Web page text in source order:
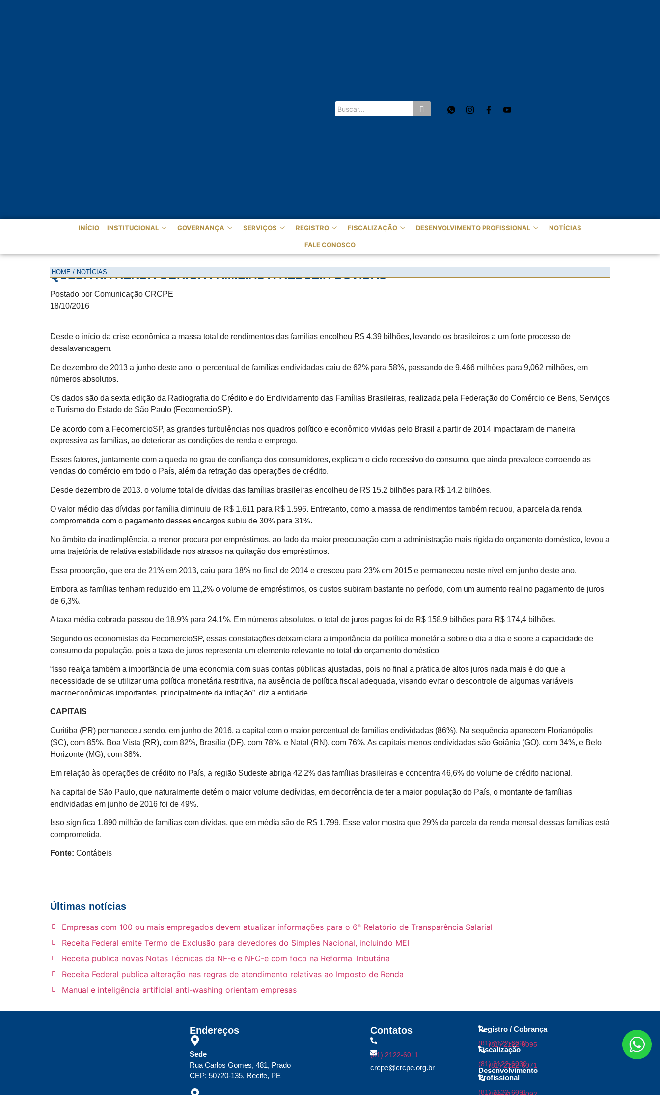
INÍCIO INSTITUCIONAL GOVERNANÇA SERVIÇOS REGISTRO FISCALIZAÇÃO DESENVOLVIMENTO PROFISSIONAL NOTÍCIAS
FALE CONOSCO
QUEDA NA RENDA OBRIGA FAMÍLIAS A REDUZIR DÚVIDAS
HOME / NOTÍCIAS
Postado por Comunicação CRCPE
18/10/2016
Desde o início da crise econômica a massa total de rendimentos das famílias encolheu R$ 4,39 bilhões, levando os brasileiros a um forte processo de
desalavancagem.
De dezembro de 2013 a junho deste ano, o percentual de famílias endividadas caiu de 62% para 58%, passando de 9,466 milhões para 9,062 milhões, em
números absolutos.
Os dados são da sexta edição da Radiografia do Crédito e do Endividamento das Famílias Brasileiras, realizada pela Federação do Comércio de Bens, Serviços
e Turismo do Estado de São Paulo (FecomercioSP).
De acordo com a FecomercioSP, as grandes turbulências nos quadros político e econômico vividas pelo Brasil a partir de 2014 impactaram de maneira
expressiva as famílias, ao deteriorar as condições de renda e emprego.
Esses fatores, juntamente com a queda no grau de confiança dos consumidores, explicam o ciclo recessivo do consumo, que ainda prevalece corroendo as
vendas do comércio em todo o País, além da retração das operações de crédito.
Desde dezembro de 2013, o volume total de dívidas das famílias brasileiras encolheu de R$ 15,2 bilhões para R$ 14,2 bilhões.
O valor médio das dívidas por família diminuiu de R$ 1.611 para R$ 1.596. Entretanto, como a massa de rendimentos também recuou, a parcela da renda
comprometida com o pagamento desses encargos subiu de 30% para 31%.
No âmbito da inadimplência, a menor procura por empréstimos, ao lado da maior preocupação com a administração mais rígida do orçamento doméstico, levou a
uma trajetória de relativa estabilidade nos atrasos na quitação dos empréstimos.
Essa proporção, que era de 21% em 2013, caiu para 18% no final de 2014 e cresceu para 23% em 2015 e permaneceu neste nível em junho deste ano.
Embora as famílias tenham reduzido em 11,2% o volume de empréstimos, os custos subiram bastante no período, com um aumento real no pagamento de juros
de 6,3%.
A taxa média cobrada passou de 18,9% para 24,1%. Em números absolutos, o total de juros pagos foi de R$ 158,9 bilhões para R$ 174,4 bilhões.
Segundo os economistas da FecomercioSP, essas constatações deixam clara a importância da política monetária sobre o dia a dia e sobre a capacidade de
consumo da população, pois a taxa de juros representa um elemento relevante no total do orçamento doméstico.
“Isso realça também a importância de uma economia com suas contas públicas ajustadas, pois no final a prática de altos juros nada mais é do que a
necessidade de se utilizar uma política monetária restritiva, na ausência de política fiscal adequada, visando evitar o descontrole de algumas variáveis
macroeconômicas importantes, principalmente da inflação”, diz a entidade.
CAPITAIS
Curitiba (PR) permaneceu sendo, em junho de 2016, a capital com o maior percentual de famílias endividadas (86%). Na sequência aparecem Florianópolis
(SC), com 85%, Boa Vista (RR), com 82%, Brasília (DF), com 78%, e Natal (RN), com 76%. As capitais menos endividadas são Goiânia (GO), com 34%, e Belo
Horizonte (MG), com 38%.
Em relação às operações de crédito no País, a região Sudeste abriga 42,2% das famílias brasileiras e concentra 46,6% do volume de crédito nacional.
Na capital de São Paulo, que naturalmente detém o maior volume dedívidas, em decorrência de ter a maior população do País, o montante de famílias
endividadas em junho de 2016 foi de 49%.
Isso significa 1,890 milhão de famílias com dívidas, que em média são de R$ 1.799. Esse valor mostra que 29% da parcela da renda mensal dessas famílias está
comprometida.
Fonte: Contábeis
Últimas notícias
Empresas com 100 ou mais empregados devem atualizar informações para o 6º Relatório de Transparência Salarial
Receita Federal emite Termo de Exclusão para devedores do Simples Nacional, incluindo MEI
Receita publica novas Notas Técnicas da NF-e e NFC-e com foco na Reforma Tributária
Receita Federal publica alteração nas regras de atendimento relativas ao Imposto de Renda
Manual e inteligência artificial anti-washing orientam empresas
Endereços
Sede
Rua Carlos Gomes, 481, Prado
CEP: 50720-135, Recife, PE
Contatos
(81) 2122-6011
crcpe@crcpe.org.br
Registro / Cobrança
(81) 2122-6022
(81) 2122-6095
Fiscalização
(81) 2122-6030
(81) 2122-6071
Desenvolvimento
Profissional
(81) 2122-6091
(81) 2122-6092